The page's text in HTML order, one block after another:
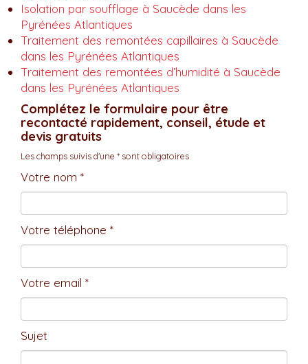
Isolation par soufflage à Saucède dans les
Pyrénées Atlantiques
Traitement des remontées capillaires à Saucède
dans les Pyrénées Atlantiques
Traitement des remontées d’humidité à Saucède
dans les Pyrénées Atlantiques
Complétez le formulaire pour être
recontacté rapidement, conseil, étude et
devis gratuits
Les champs suivis d'une * sont obligatoires
Votre nom *
Votre téléphone *
Votre email *
Sujet